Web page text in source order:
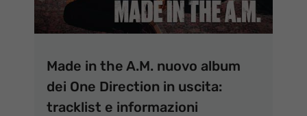
Made in the A.M. nuovo album
dei One Direction in uscita:
tracklist e informazioni